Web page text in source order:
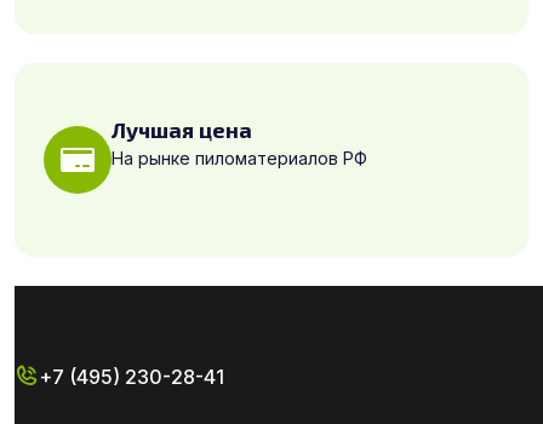
Лучшая цена
На рынке пиломатериалов РФ
+7 (495) 230-28-41